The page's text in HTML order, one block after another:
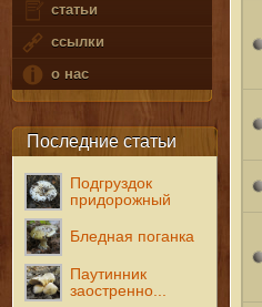
статьи
ссылки
о нас
Последние статьи
Подгруздок
придорожный
Бледная поганка
Паутинник
заостренно...